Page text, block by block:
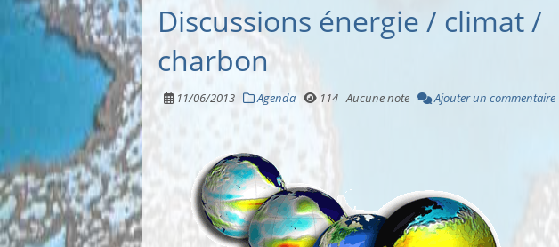
Discussions énergie / climat /
charbon
11/06/2013 Agenda 114 Aucune note Ajouter un commentaire